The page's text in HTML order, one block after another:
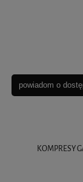
powiadom o
KOMPRESY